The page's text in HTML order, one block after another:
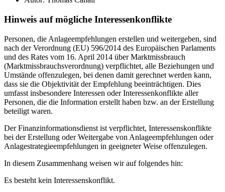
Hinweis auf mögliche Interessenkonflikte
Personen, die Anlageempfehlungen erstellen und weitergeben, sind
nach der Verordnung (EU) 596/2014 des Europäischen Parlaments
und des Rates vom 16. April 2014 über Marktmissbrauch
(Marktmissbrauchsverordnung) verpflichtet, alle Beziehungen und
Umstände offenzulegen, bei denen damit gerechnet werden kann,
dass sie die Objektivität der Empfehlung beeinträchtigen. Dies
umfasst insbesondere Interessen oder Interessenkonflikte aller
Personen, die die Information erstellt haben bzw. an der Erstellung
beteiligt waren.
Der Finanzinformationsdienst ist verpflichtet, Interessenskonflikte
bei der Erstellung oder Weitergabe von Anlageempfehlungen oder
Anlagestrategieempfehlungen in geeigneter Weise offenzulegen.
In diesem Zusammenhang weisen wir auf folgendes hin:
Es besteht kein Interessenskonflikt.